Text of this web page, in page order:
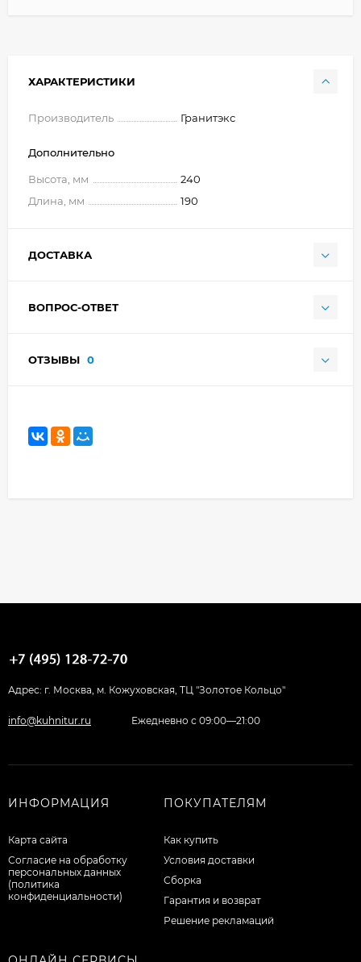
ХАРАКТЕРИСТИКИ
Производитель Гранитэкс
Дополнительно
Высота, мм
240
Длина, мм
190
ДОСТАВКА
ВОПРОС-ОТВЕТ
ОТЗЫВЫ 0
Адрес: г. Москва, м. Кожуховская, ТЦ "Золотое Кольцо"
info@kuhnitur.ru Ежедневно с 09:00—21:00
ИНФОРМАЦИЯ
Карта сайта
Согласие на обработку
персональных данных
(политика
конфиденциальности)
ПОКУПАТЕЛЯМ
Как купить
Условия доставки
Сборка
Гарантия и возврат
Решение рекламаций